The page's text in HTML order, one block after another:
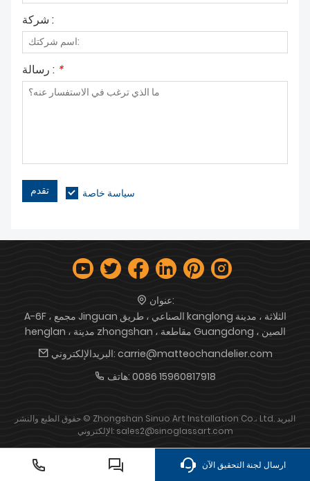
شركة :
رسالة : *
تقدم سياسة خاصة
عنوان:
A-6F ، مجمع Jinguan الصناعي ، طريق kanglong الثلاثة ، مدينة
henglan ، مدينة zhongshan ، مقاطعة Guangdong ، الصين
البريدالإلكتروني: carrie@matteochandelier.com
هاتف: 0086 15960817918
حقوق الطبع والنشر © Zhongshan Sinuo Art Installation Co.، Ltd. البريد
الإلكتروني: sales2@sinoglassart.com
ارسال لجنة التحقيق الآن